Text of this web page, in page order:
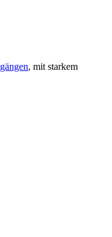
, mit starkem